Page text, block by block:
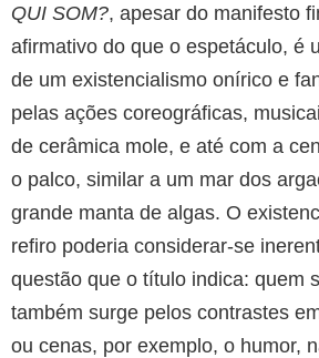
QUI SOM?, apesar do manifesto
afirmativo do que o espetáculo, é
de um existencialismo onírico e
pelas ações coreográficas,
de cerâmica mole, e até com a
o palco, similar a um mar dos
grande manta de algas. O
refiro poderia considerar-se
questão que o título indica: quem
também surge pelos contrastes
ou cenas, por exemplo, o humor,